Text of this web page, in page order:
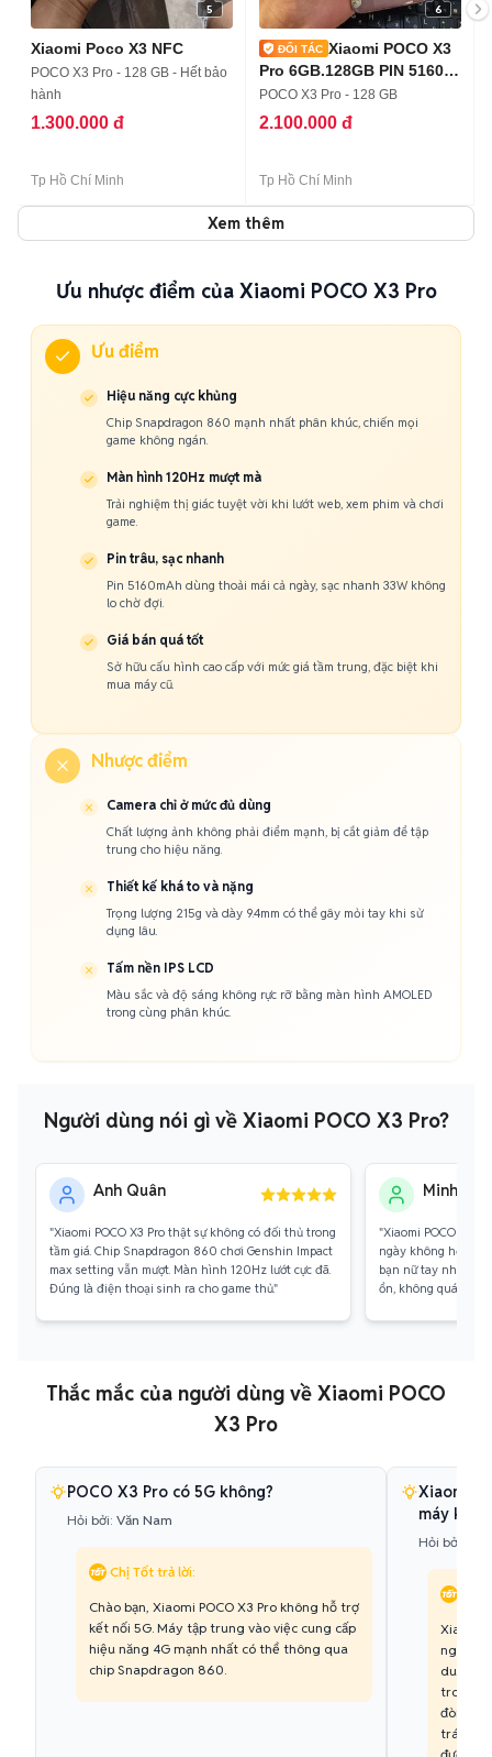
5
Xiaomi Poco X3 NFC
POCO X3 Pro - 128 GB - Hết bảo
hành
1.300.000 đ
Tp Hồ Chí Minh
6
Xiaomi POCO X3
Pro 6GB.128GB PIN 5160
SNAP 860
POCO X3 Pro - 128 GB
2.100.000 đ
Tp Hồ Chí Minh
Xem thêm
Ưu nhược điểm của Xiaomi POCO X3 Pro
Ưu điểm
Hiệu năng cực khủng
Chip Snapdragon 860 mạnh nhất phân khúc, chiến mọi
game không ngán.
Màn hình 120Hz mượt mà
Trải nghiệm thị giác tuyệt vời khi lướt web, xem phim và chơi
game.
Pin trâu, sạc nhanh
Pin 5160mAh dùng thoải mái cả ngày, sạc nhanh 33W không
lo chờ đợi.
Giá bán quá tốt
Sở hữu cấu hình cao cấp với mức giá tầm trung, đặc biệt khi
mua máy cũ.
Nhược điểm
Camera chỉ ở mức đủ dùng
Chất lượng ảnh không phải điểm mạnh, bị cắt giảm để tập
trung cho hiệu năng.
Thiết kế khá to và nặng
Trọng lượng 215g và dày 9.4mm có thể gây mỏi tay khi sử
dụng lâu.
Tấm nền IPS LCD
Màu sắc và độ sáng không rực rỡ bằng màn hình AMOLED
trong cùng phân khúc.
Người dùng nói gì về Xiaomi POCO X3 Pro?
Anh Quân
"Xiaomi POCO X3 Pro thật sự không có đối thủ trong
tầm giá. Chip Snapdragon 860 chơi Genshin Impact
max setting vẫn mượt. Màn hình 120Hz lướt cực đã.
Đúng là điện thoại sinh ra cho game thủ."
Minh Thư
"Xiaomi POCO X3
ngày không hết.
bạn nữ tay nhỏ như
ổn, không quá xuất
Thắc mắc của người dùng về Xiaomi POCO
X3 Pro
POCO X3 Pro có 5G không?
Hỏi bởi: Văn Nam
Chị Tốt trả lời:
Chào bạn, Xiaomi POCO X3 Pro không hỗ trợ
kết nối 5G. Máy tập trung vào việc cung cấp
hiệu năng 4G mạnh nhất có thể thông qua
chip Snapdragon 860.
Xiaomi
máy
Hỏi bởi:
Xiaomi
nghệ
duy trì
trong
đòi hỏi
tránh